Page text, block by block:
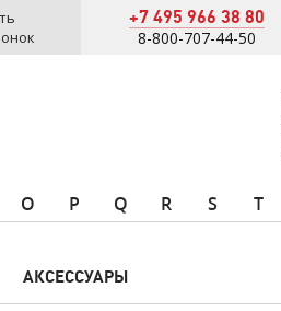
+7 495 966 38 80
8-800-707-44-50
O P Q R S T
АКСЕССУАРЫ